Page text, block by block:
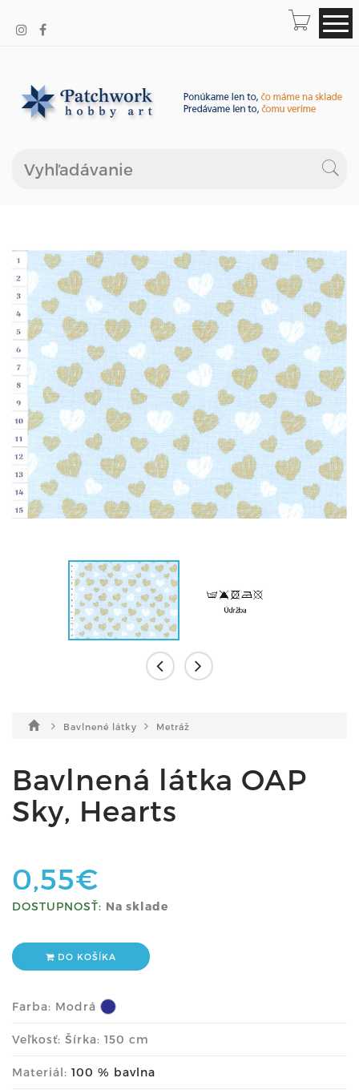
Bavlnené látky Metráž
Bavlnená látka OAP
Sky, Hearts
0,55€
DOSTUPNOSŤ: Na sklade
DO KOŠÍKA
Farba: Modrá
Veľkosť: Šírka: 150 cm
Materiál: 100 % bavlna